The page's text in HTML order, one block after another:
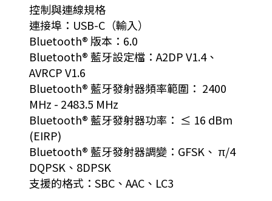
控制與連線規格
連接埠：USB-C（輸入）
Bluetooth® 版本：6.0
Bluetooth® 藍牙設定檔：A2DP V1.4、
AVRCP V1.6
Bluetooth® 藍牙發射器頻率範圍： 2400
MHz - 2483.5 MHz
Bluetooth® 藍牙發射器功率： ≤ 16 dBm
(EIRP)
Bluetooth® 藍牙發射器調變：GFSK、 π/4
DQPSK、8DPSK
支援的格式：SBC、AAC、LC3